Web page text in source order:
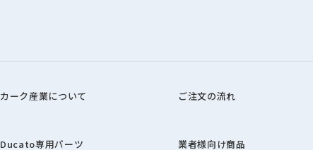
カーク産業について ご注文の流れ
Ducato専用パーツ 業者様向け商品